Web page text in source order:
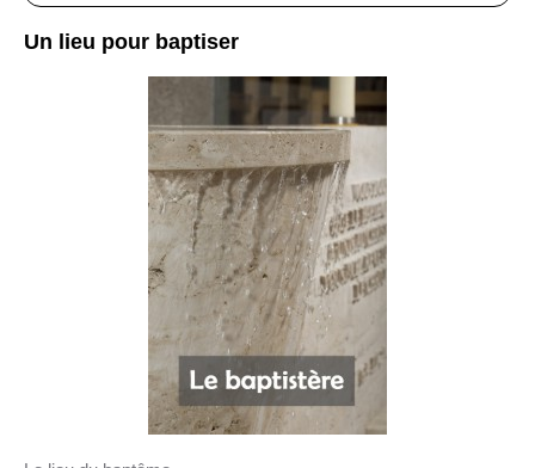
Un lieu pour baptiser